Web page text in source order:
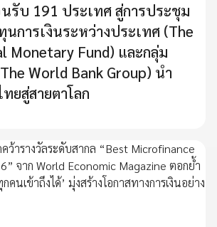
รับ 191 ประเทศ สู่การประชุม
การเงินระหว่างประเทศ (The
Monetary Fund) และกลุ่ม
World Bank Group) นำ
ยสู่สายตาโลก